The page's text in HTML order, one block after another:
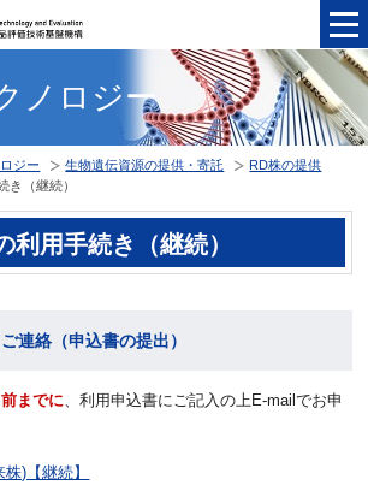
ノロジー
ジー 生物遺伝資源の提供・寄託
RD株の提供
き（継続）
利用手続き（継続）
連絡（申込書の提出）
までに 、利用申込書にご記入の上E-mailでお申
)【継続】